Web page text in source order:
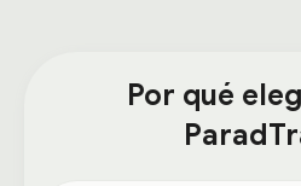
Por qué